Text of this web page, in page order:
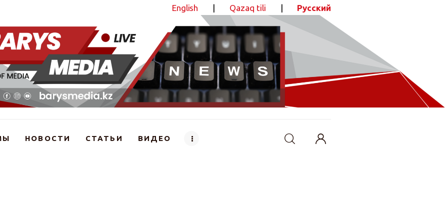
English | Qazaq tili | Русский
НОВОСТИ СТАТЬИ ВИДЕО
Новостной портал